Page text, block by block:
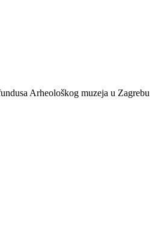
Arheološkog muzeja u Zagrebu